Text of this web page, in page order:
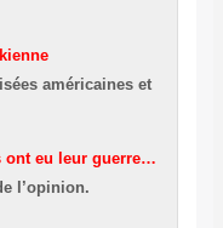
américaines et
ont eu leur guerre…
l’opinion.